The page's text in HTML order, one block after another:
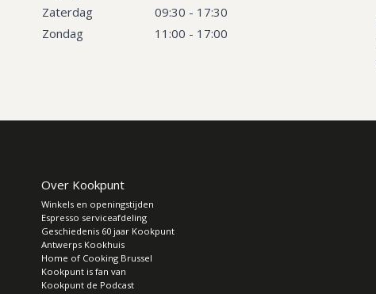
Zaterdag
09:30 - 17:30
Zondag
11:00 - 17:00
Over Kookpunt
Winkels en openingstijden
Espresso serviceafdeling
Geschiedenis 60 jaar Kookpunt
Antwerps Kookhuis
Home of Cooking Brussel
Kookpunt is fan van
Kookpunt de Podcast